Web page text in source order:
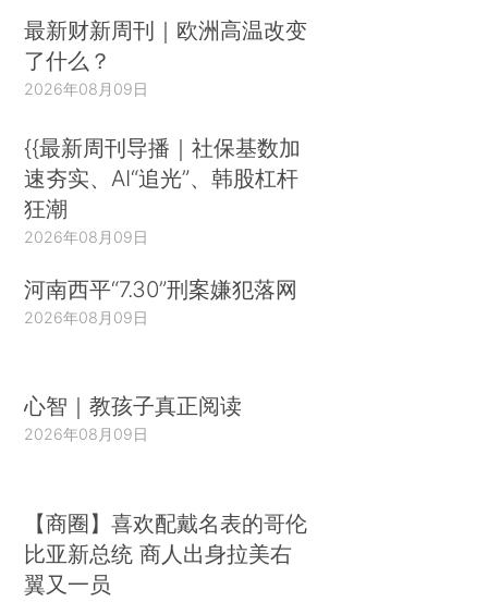
最新财新周刊｜欧洲高温改变
了什么？
2026年08月09日
{{最新周刊导播｜社保基数加
速夯实、AI“追光”、韩股杠杆
狂潮
2026年08月09日
河南西平“7.30”刑案嫌犯落网
2026年08月09日
心智｜教孩子真正阅读
2026年08月09日
【商圈】喜欢配戴名表的哥伦
比亚新总统 商人出身拉美右
翼又一员